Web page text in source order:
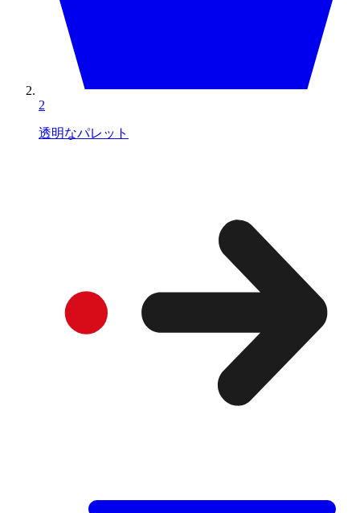
2
透明なパレット